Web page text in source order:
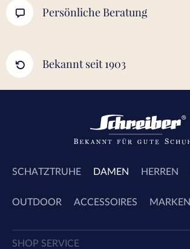
Persönliche Beratung
Bekannt seit 1903
SCHATZTRUHE DAMEN HERREN
OUTDOOR ACCESSOIRES MARKEN
SHOP SERVICE